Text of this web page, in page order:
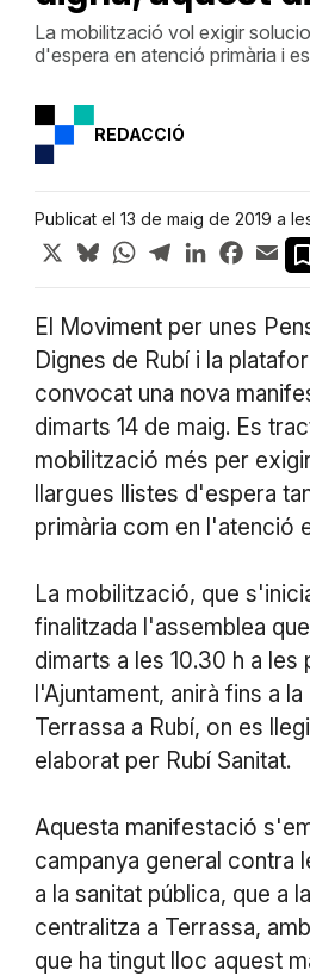
La mobilització vol exigir
d'espera en atenció primària i
REDACCIÓ
Publicat el 13 de maig de 2019 a
X BlueskyWhatsApp
TelegramLinkedIn
El Moviment per unes
Dignes de Rubí i la
convocat una nova
dimarts 14 de maig. Es
mobilització més per
llargues llistes d'espera
primària com en l'atenció
La mobilització, que
finalitzada l'assemblea
dimarts a les 10.30 h a les
l'Ajuntament, anirà fins a
Terrassa a Rubí, on es
elaborat per Rubí Sanitat.
Aquesta manifestació
campanya general contra
a la sanitat pública, que a
centralitza a Terrassa,
que ha tingut lloc aquest